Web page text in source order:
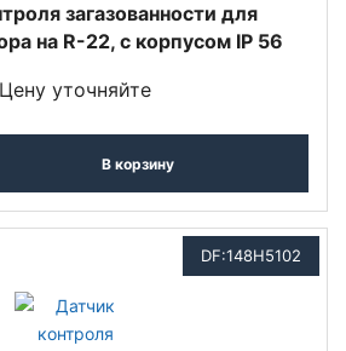
загазованности для
на R-22, с корпусом IP 56
Цену уточняйте
В корзину
DF:148H5102